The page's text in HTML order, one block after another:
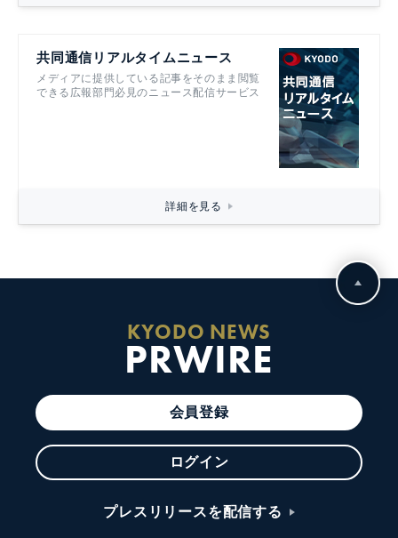
共同通信リアルタイムニュース
メディアに提供している記事をそのまま閲覧
できる広報部門必見のニュース配信サービス
詳細を見る
KYODO NEWS
PRWIRE
会員登録
ログイン
プレスリリースを配信する